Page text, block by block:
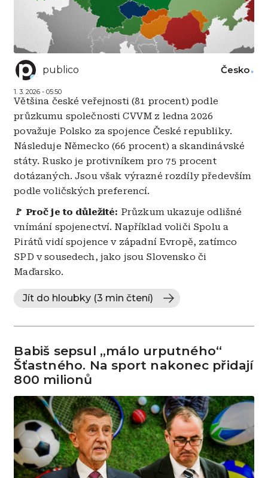
publico
1. 3. 2026 - 05:50
Česko
Většina české veřejnosti (81 procent) podle
průzkumu společnosti CVVM z ledna 2026
považuje Polsko za spojence České republiky.
Následuje Německo (66 procent) a skandinávské
státy. Rusko je protivníkem pro 75 procent
dotázaných. Jsou však výrazné rozdíly především
podle voličských preferencí.
🚩 Proč je to důležité: Průzkum ukazuje odlišné
vnímání spojenectví. Například voliči Spolu a
Pirátů vidí spojence v západní Evropě, zatímco
SPD v sousedech, jako jsou Slovensko či
Maďarsko.
Jít do hloubky (3 min čtení)
Babiš sepsul „málo urputného“
Šťastného. Na sport nakonec přidají
800 milionů